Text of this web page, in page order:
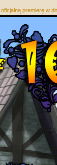
oficjalną premierę w